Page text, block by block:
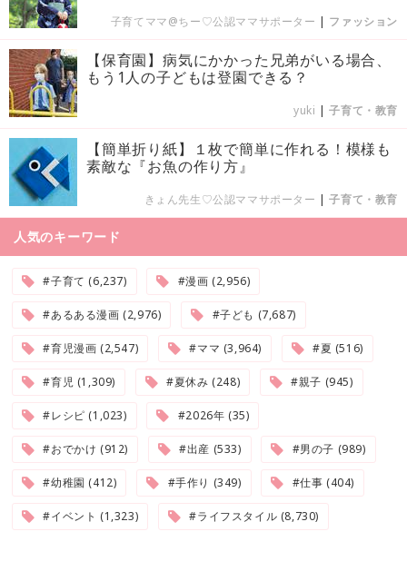
子育てママ@ちー♡公認ママサポーター | ファッション
【保育園】病気にかかった兄弟がいる場合、
もう1人の子どもは登園できる？
yuki |子育て・教育
【簡単折り紙】１枚で簡単に作れる！模様も
素敵な『お魚の作り方』
きょん先生♡公認ママサポーター |子育て・教育
人気のキーワード
#子育て (6,237) #漫画 (2,956)
#あるある漫画 (2,976) #子ども (7,687)
#育児漫画 (2,547) #ママ (3,964) #夏 (516)
#育児 (1,309) #夏休み (248) #親子 (945)
#レシピ (1,023) #2026年 (35)
#おでかけ (912) #出産 (533) #男の子 (989)
#幼稚園 (412) #手作り (349) #仕事 (404)
#イベント (1,323) #ライフスタイル (8,730)